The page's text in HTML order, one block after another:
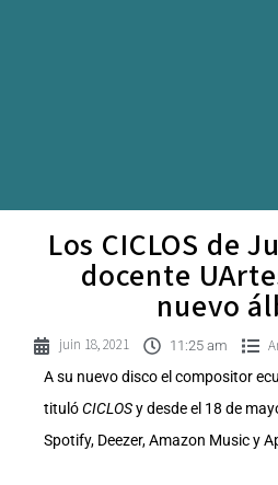
Los CICLOS de
docente
nuevo
juin 18, 2021 11:25 am
A su nuevo disco el compositor
titulóCICLOSy desde el 18 de
Spotify, Deezer, Amazon Music y